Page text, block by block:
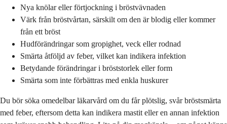
Nya knölar eller förtjockning i bröstvävnaden
Värk från bröstvårtan, särskilt om den är blodig eller kommer
från ett bröst
Hudförändringar som gropighet, veck eller rodnad
Smärta åtföljd av feber, vilket kan indikera infektion
Betydande förändringar i bröststorlek eller form
Smärta som inte förbättras med enkla huskurer
Du bör söka omedelbar läkarvård om du får plötslig, svår bröstsmärta
med feber, eftersom detta kan indikera mastit eller en annan infektion